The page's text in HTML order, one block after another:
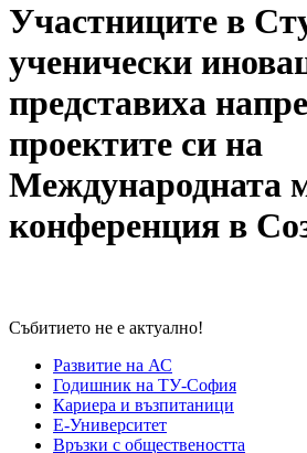
Участниците в
ученически
представиха
проектите си на
Международната
конференция в
Събитието не е актуално!
Развитие на АС
Годишник на ТУ-София
Кариера и възпитаници
Е-Университет
Връзки с обществеността